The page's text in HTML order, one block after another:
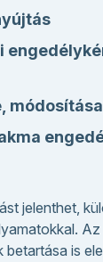
jelenthet,
is